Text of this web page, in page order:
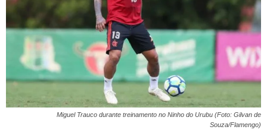
Miguel Trauco durante treinamento no Ninho do Urubu (Foto: Gilvan de
Souza/Flamengo)